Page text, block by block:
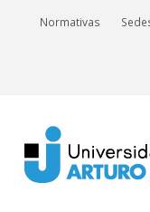
Normativas